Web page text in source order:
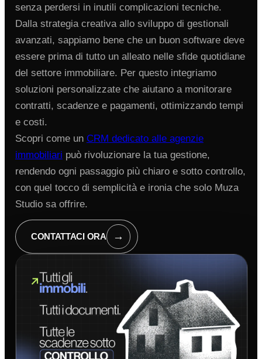
senza perdersi in inutili complicazioni tecniche.
Dalla strategia creativa allo sviluppo di gestionali
avanzati, sappiamo bene che un buon software deve
essere prima di tutto un alleato nelle sfide quotidiane
del settore immobiliare. Per questo integriamo
soluzioni personalizzate che aiutano a monitorare
contratti, scadenze e pagamenti, ottimizzando tempi
e costi.
Scopri come un CRM dedicato alle agenzie
immobiliari può rivoluzionare la tua gestione,
rendendo ogni passaggio più chiaro e sotto controllo,
con quel tocco di semplicità e ironia che solo Muza
Studio sa offrire.
CONTATTACI ORA →